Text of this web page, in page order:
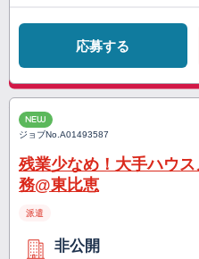
応募する
NEW
ジョブNo.A01493587
残業少なめ！大手ハウ
務@東比恵
派遣
非公開